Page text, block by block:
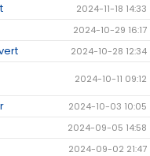
2024-11-18 14:33
2024-10-29 16:17
2024-10-28 12:34
2024-10-11 09:12
2024-10-03 10:05
2024-09-05 14:58
2024-09-02 21:47